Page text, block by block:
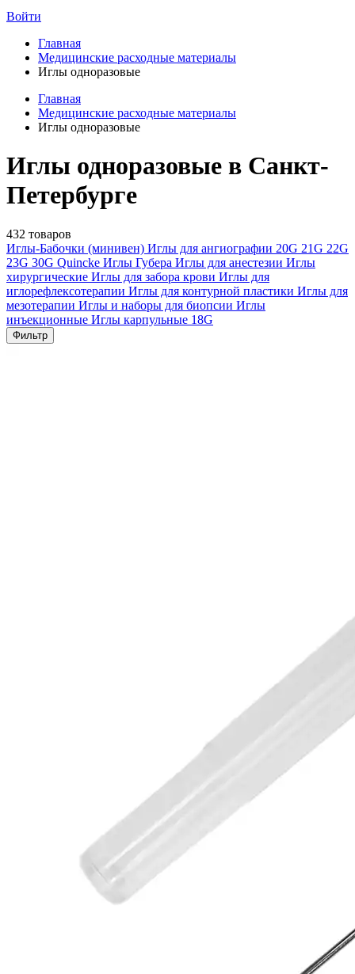
Войти
Главная
Медицинские расходные материалы
Иглы одноразовые
Главная
Медицинские расходные материалы
Иглы одноразовые
Иглы одноразовые в Санкт-
Петербурге
432 товаров
Иглы-Бабочки (минивен) Иглы для ангиографии 20G 21G 22G
23G 30G Quincke Иглы Губера Иглы для анестезии Иглы
хирургические Иглы для забора крови Иглы для
иглорефлексотерапии Иглы для контурной пластики Иглы для
мезотерапии Иглы и наборы для биопсии Иглы
инъекционные Иглы карпульные 18G
Фильтр